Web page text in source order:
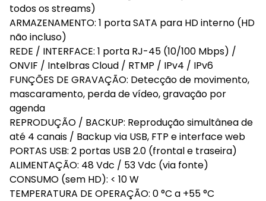
todos os streams)
ARMAZENAMENTO: 1 porta SATA para HD interno (HD
não incluso)
REDE / INTERFACE: 1 porta RJ-45 (10/100 Mbps) /
ONVIF / Intelbras Cloud / RTMP / IPv4 / IPv6
FUNÇÕES DE GRAVAÇÃO: Detecção de movimento,
mascaramento, perda de vídeo, gravação por
agenda
REPRODUÇÃO / BACKUP: Reprodução simultânea de
até 4 canais / Backup via USB, FTP e interface web
PORTAS USB: 2 portas USB 2.0 (frontal e traseira)
ALIMENTAÇÃO: 48 Vdc / 53 Vdc (via fonte)
CONSUMO (sem HD): < 10 W
TEMPERATURA DE OPERAÇÃO: 0 °C a +55 °C